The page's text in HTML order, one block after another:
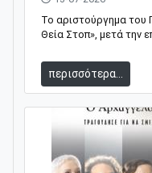
Το αριστούργημα του
Θεία Στοπ», μετά την
περισσότερα...